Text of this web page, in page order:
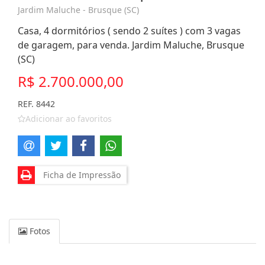
Jardim Maluche - Brusque (SC)
Casa, 4 dormitórios ( sendo 2 suítes ) com 3 vagas
de garagem, para venda. Jardim Maluche, Brusque
(SC)
R$ 2.700.000,00
REF. 8442
Adicionar ao favoritos
Ficha de Impressão
Fotos